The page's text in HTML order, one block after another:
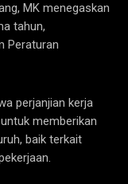
MK menegaskan
tahun,
Peraturan
perjanjian kerja
memberikan
baik terkait